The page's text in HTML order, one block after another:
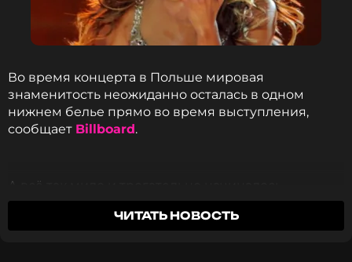
Во время концерта в Польше мировая
знаменитость неожиданно осталась в одном
нижнем белье прямо во время выступления,
сообщает Billboard.
А всё так мило и трогательно начиналось -
команда певицы подготовила для нее сюрприз.
Во время перерыва между песнями все бэк-
ЧИТАТЬ НОВОСТЬ